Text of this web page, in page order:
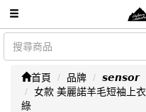
首頁 品牌 𝙨𝙚𝙣𝙨𝙤𝙧
女款 美麗諾羊毛短袖上
綠